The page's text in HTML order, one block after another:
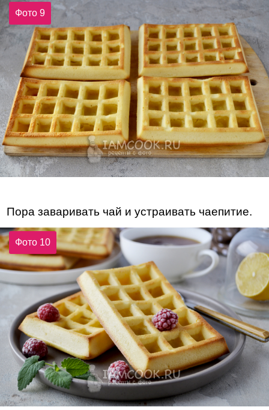
Фото 9
Пора заваривать чай и устраивать чаепитие.
Фото 10